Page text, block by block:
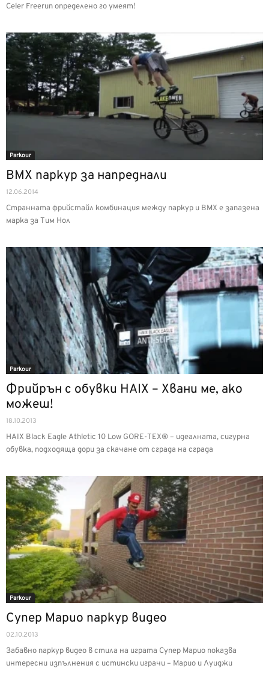
Celer Freerun определено го умеят!
Parkour
BMX паркур за напреднали
12.06.2014
Странната фрийстайл комбинация между паркур и BMX е запазена
марка за Тим Нол
Parkour
Фрийрън с обувки HAIX – Хвани ме, ако
можеш!
18.10.2013
HAIX Black Eagle Athletic 10 Low GORE-TEX® – идеалната, сигурна
обувка, подходяща дори за скачане от сграда на сграда
Parkour
Супер Марио паркур видео
02.10.2013
Забавно паркур видео в стила на играта Супер Марио показва
интересни изпълнения с истински играчи – Марио и Луиджи